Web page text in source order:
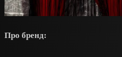
Про бренд: